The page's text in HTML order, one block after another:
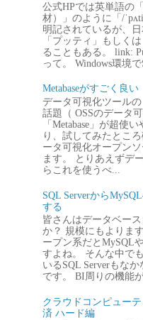
公式HPでは英単語の
材）」のように「/
明記されているが、
「プッティ」もしく
ることもある。 link:
って。 Windows環境で
Metabaseがすごく良い
データ可視化ツールの
話題（ OSSのデータ
「Metabase」が超使
り、試してみたとこ
ータ可視化オープン
ます。 とりあえずデ
らこれを使うべ...
SQL Serverから
する
皆さんはデータベー
か？ 規模にもよりま
ープン系だとMySQL
すよね。 そんな中で
いるSQL Serverもな
です。 BI周りの機能
クラウドコンピュー
済 ハード編